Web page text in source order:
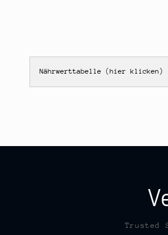
Nährwerttabelle (hier klicken)
Trusted